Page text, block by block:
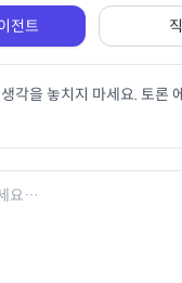
전트
각을 놓치지 마세요. 토론